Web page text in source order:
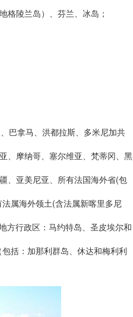
格陵兰岛）、芬兰、冰岛；
巴拿马、洪都拉斯、多米尼加共
、摩纳哥、塞尔维亚、梵蒂冈、黑
、亚美尼亚、所有法国海外省(包
属海外领土(含法属新喀里多尼
方行政区：马约特岛、圣皮埃尔和
括：加那利群岛、休达和梅利利